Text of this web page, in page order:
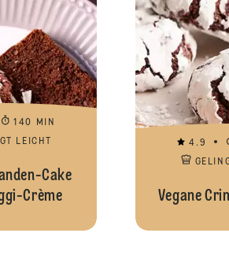
140 MIN
LEICHT
Cake
Crème
4.9
Vegane